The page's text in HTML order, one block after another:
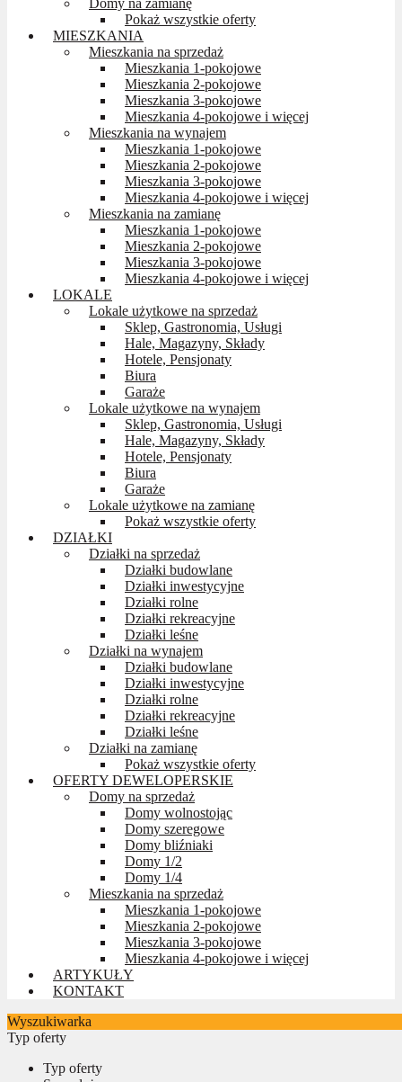
Pokaż wszystkie oferty
MIESZKANIA
Mieszkania na sprzedaż
Mieszkania 1-pokojowe
Mieszkania 2-pokojowe
Mieszkania 3-pokojowe
Mieszkania 4-pokojowe i więcej
Mieszkania na wynajem
Mieszkania 1-pokojowe
Mieszkania 2-pokojowe
Mieszkania 3-pokojowe
Mieszkania 4-pokojowe i więcej
Mieszkania na zamianę
Mieszkania 1-pokojowe
Mieszkania 2-pokojowe
Mieszkania 3-pokojowe
Mieszkania 4-pokojowe i więcej
LOKALE
Lokale użytkowe na sprzedaż
Sklep, Gastronomia, Usługi
Hale, Magazyny, Składy
Hotele, Pensjonaty
Biura
Garaże
Lokale użytkowe na wynajem
Sklep, Gastronomia, Usługi
Hale, Magazyny, Składy
Hotele, Pensjonaty
Biura
Garaże
Lokale użytkowe na zamianę
Pokaż wszystkie oferty
DZIAŁKI
Działki na sprzedaż
Działki budowlane
Działki inwestycyjne
Działki rolne
Działki rekreacyjne
Działki leśne
Działki na wynajem
Działki budowlane
Działki inwestycyjne
Działki rolne
Działki rekreacyjne
Działki leśne
Działki na zamianę
Pokaż wszystkie oferty
OFERTY DEWELOPERSKIE
Domy na sprzedaż
Domy wolnostojąc
Domy szeregowe
Domy bliźniaki
Domy 1/2
Domy 1/4
Mieszkania na sprzedaż
Mieszkania 1-pokojowe
Mieszkania 2-pokojowe
Mieszkania 3-pokojowe
Mieszkania 4-pokojowe i więcej
ARTYKUŁY
KONTAKT
Wyszukiwarka
Typ oferty
Typ oferty